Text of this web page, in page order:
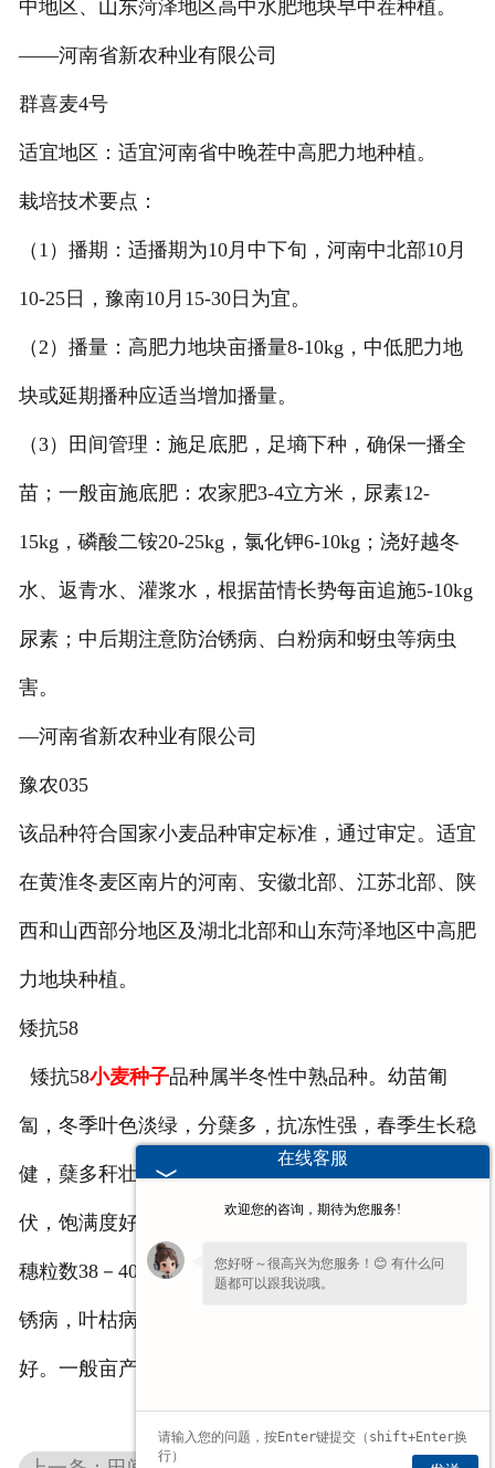
中地区、山东菏泽地区高中水肥地块早中茬种植。
——河南省新农种业有限公司
群喜麦4号
适宜地区：适宜河南省中晚茬中高肥力地种植。
栽培技术要点：
（1）播期：适播期为10月中下旬，河南中北部10月
10-25日，豫南10月15-30日为宜。
（2）播量：高肥力地块亩播量8-10kg，中低肥力地
块或延期播种应适当增加播量。
（3）田间管理：施足底肥，足墒下种，确保一播全
苗；一般亩施底肥：农家肥3-4立方米，尿素12-
15kg，磷酸二铵20-25kg，氯化钾6-10kg；浇好越冬
水、返青水、灌浆水，根据苗情长势每亩追施5-10kg
尿素；中后期注意防治锈病、白粉病和蚜虫等病虫
害。
—河南省新农种业有限公司
豫农035
该品种符合国家小麦品种审定标准，通过审定。适宜
在黄淮冬麦区南片的河南、安徽北部、江苏北部、陕
西和山西部分地区及湖北北部和山东菏泽地区中高肥
力地块种植。
矮抗58
矮抗58小麦种子品种属半冬性中熟品种。幼苗匍
匐，冬季叶色淡绿，分蘖多，抗冻性强，春季生长稳
健，蘖多秆壮，叶色浓绿。株高70cm左右，高抗倒
伏，饱满度好。产量三要素协调，亩成穗45万左右，
穗粒数38－40粒，千粒重42－45g。高抗白粉病，条
锈病，叶枯病，中抗纹枯病，根系活力强，成熟落黄
好。一般亩产500－550kg，最高可达700kg。
在线客服
欢迎您的咨询，期待为您服务!
您好呀～很高兴为您服务！😊 有什么问
题都可以跟我说哦。